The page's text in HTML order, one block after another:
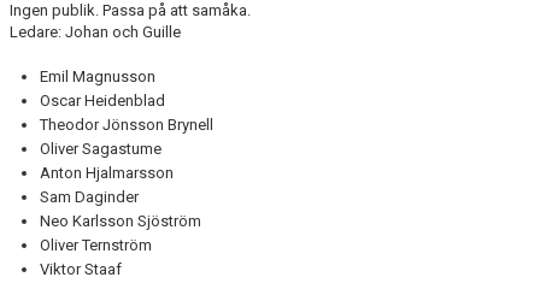
DOKUMENT
KONTAKT
Ingen publik. Passa på att samåka.
Ledare: Johan och Guille
Emil Magnusson
Oscar Heidenblad
Theodor Jönsson Brynell
Oliver Sagastume
Anton Hjalmarsson
Sam Daginder
Neo Karlsson Sjöström
Oliver Ternström
Viktor Staaf